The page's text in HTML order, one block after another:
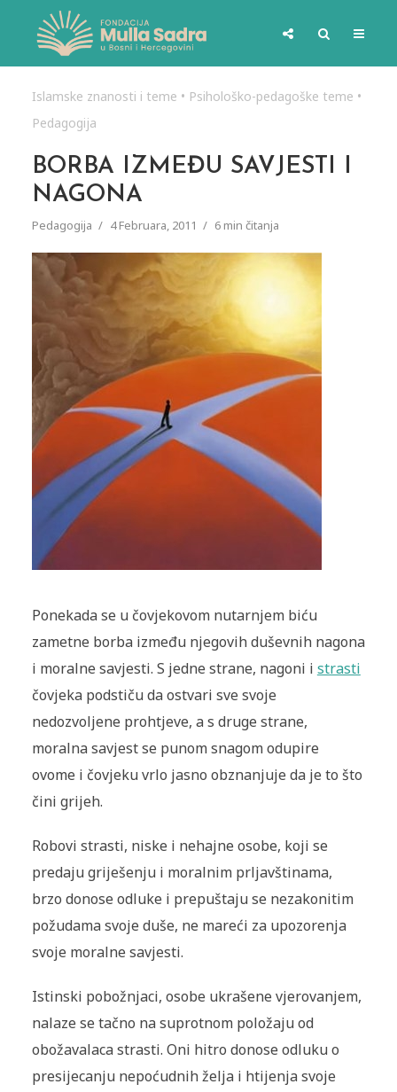
Islamske znanosti i teme • Psihološko-pedagoške teme •
Pedagogija
BORBA IZMEĐU SAVJESTI I
NAGONA
Pedagogija 4 Februara, 2011 6 min čitanja
Ponekada se u čovjekovom nutarnjem biću
zametne borba između njegovih duševnih nagona
i moralne savjesti. S jedne strane, nagoni i strasti
čovjeka podstiču da ostvari sve svoje
nedozvoljene prohtjeve, a s druge strane,
moralna savjest se punom snagom odupire
ovome i čovjeku vrlo jasno obznanjuje da je to što
čini grijeh.
Robovi strasti, niske i nehajne osobe, koji se
predaju griješenju i moralnim prljavštinama,
brzo donose odluke i prepuštaju se nezakonitim
požudama svoje duše, ne mareći za upozorenja
svoje moralne savjesti.
Istinski pobožnjaci, osobe ukrašene vjerovanjem,
nalaze se tačno na suprotnom položaju od
obožavalaca strasti. Oni hitro donose odluku o
presijecanju nepoćudnih želja i htijenja svoje